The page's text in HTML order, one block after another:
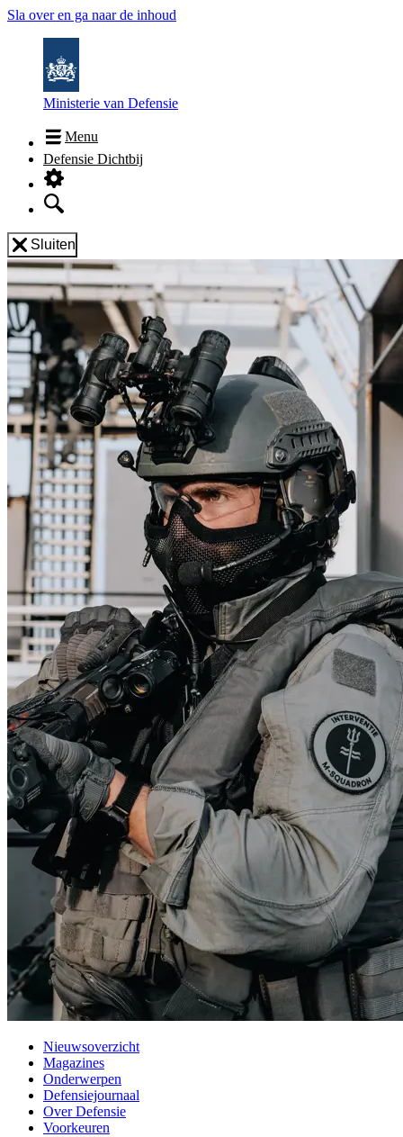
Sla over en ga naar de inhoud
Ministerie van Defensie
Menu
Defensie Dichtbij
Sluiten
Nieuwsoverzicht
Magazines
Onderwerpen
Defensiejournaal
Over Defensie
Voorkeuren